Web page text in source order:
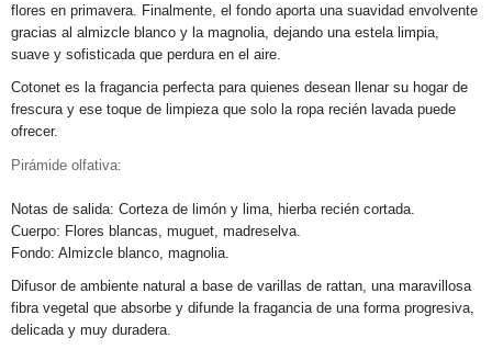
flores en primavera. Finalmente, el fondo aporta una suavidad envolvente
gracias al almizcle blanco y la magnolia, dejando una estela limpia,
suave y sofisticada que perdura en el aire.
Cotonet es la fragancia perfecta para quienes desean llenar su hogar de
frescura y ese toque de limpieza que solo la ropa recién lavada puede
ofrecer.
Pirámide olfativa:
Notas de salida: Corteza de limón y lima, hierba recién cortada.
Cuerpo: Flores blancas, muguet, madreselva.
Fondo: Almizcle blanco, magnolia.
Difusor de ambiente natural a base de varillas de rattan, una maravillosa
fibra vegetal que absorbe y difunde la fragancia de una forma progresiva,
delicada y muy duradera.